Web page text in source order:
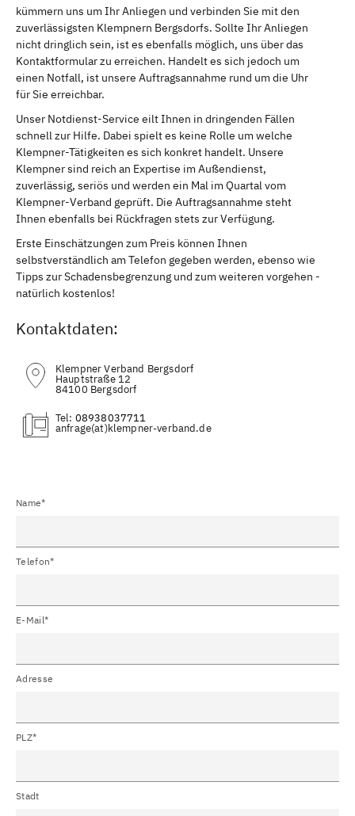
kümmern uns um Ihr Anliegen und verbinden Sie mit den
zuverlässigsten Klempnern Bergsdorfs. Sollte Ihr Anliegen
nicht dringlich sein, ist es ebenfalls möglich, uns über das
Kontaktformular zu erreichen. Handelt es sich jedoch um
einen Notfall, ist unsere Auftragsannahme rund um die Uhr
für Sie erreichbar.
Unser Notdienst-Service eilt Ihnen in dringenden Fällen
schnell zur Hilfe. Dabei spielt es keine Rolle um welche
Klempner-Tätigkeiten es sich konkret handelt. Unsere
Klempner sind reich an Expertise im Außendienst,
zuverlässig, seriös und werden ein Mal im Quartal vom
Klempner-Verband geprüft. Die Auftragsannahme steht
Ihnen ebenfalls bei Rückfragen stets zur Verfügung.
Erste Einschätzungen zum Preis können Ihnen
selbstverständlich am Telefon gegeben werden, ebenso wie
Tipps zur Schadensbegrenzung und zum weiteren vorgehen -
natürlich kostenlos!
Kontaktdaten:
Klempner Verband Bergsdorf
Hauptstraße 12
84100 Bergsdorf
Tel: 08938037711
(at)
Name*
Telefon*
E-Mail*
Adresse
PLZ*
Stadt